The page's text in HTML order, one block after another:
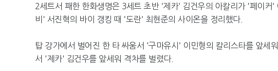
2세트서 패한 한화생명은 3세트 초반 '제카' 김건우의 아칼리가 '페이커
비' 서진혁의 바이 갱킹 때 '도란' 최현준의 사이온을 정리했다.
탑 강가에서 벌어진 한 타 싸움서 '구마유시' 이민형의 칼리스타를 앞세
서 '제카' 김건우를 앞세워 격차를 벌렸다.